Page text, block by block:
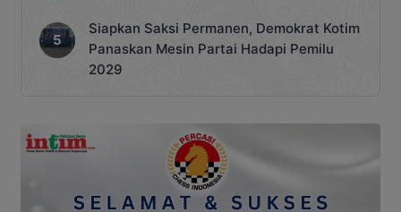
Siapkan Saksi Permanen, Demokrat Kotim
Panaskan Mesin Partai Hadapi Pemilu
2029